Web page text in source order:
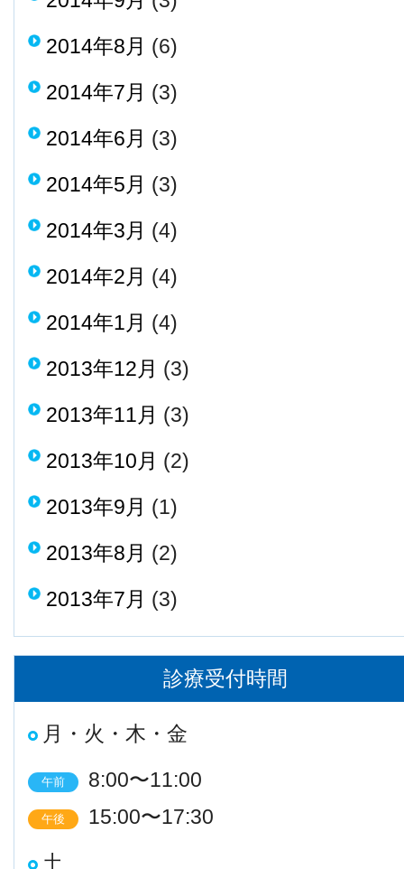
2014年8月 (6)
2014年7月 (3)
2014年6月 (3)
2014年5月 (3)
2014年3月 (4)
2014年2月 (4)
2014年1月 (4)
2013年12月 (3)
2013年11月 (3)
2013年10月 (2)
2013年9月 (1)
2013年8月 (2)
2013年7月 (3)
診療受付時間
月・火・木・金
午前 8:00〜11:00
午後
15:00〜17:30
土